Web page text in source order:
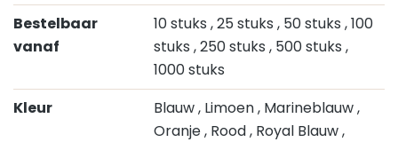
Bestelbaar
vanaf
10 stuks , 25 stuks , 50 stuks , 100
stuks , 250 stuks , 500 stuks ,
1000 stuks
Kleur
Blauw, Limoen, Marineblauw,
Oranje, Rood, Royal Blauw,